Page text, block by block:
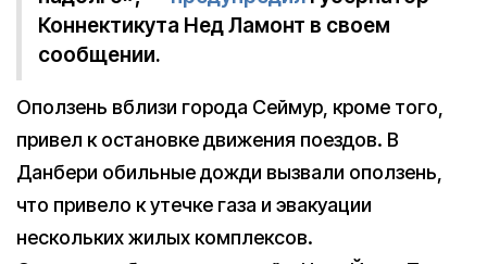
Коннектикута Нед Ламонт в своем
сообщении.
Оползень вблизи города Сеймур, кроме того,
привел к остановке движения поездов. В
Данбери обильные дожди вызвали оползень,
что привело к утечке газа и эвакуации
нескольких жилых комплексов.